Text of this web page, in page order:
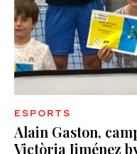
ESPORTS
Alain Gaston,
Victòria Jiménez